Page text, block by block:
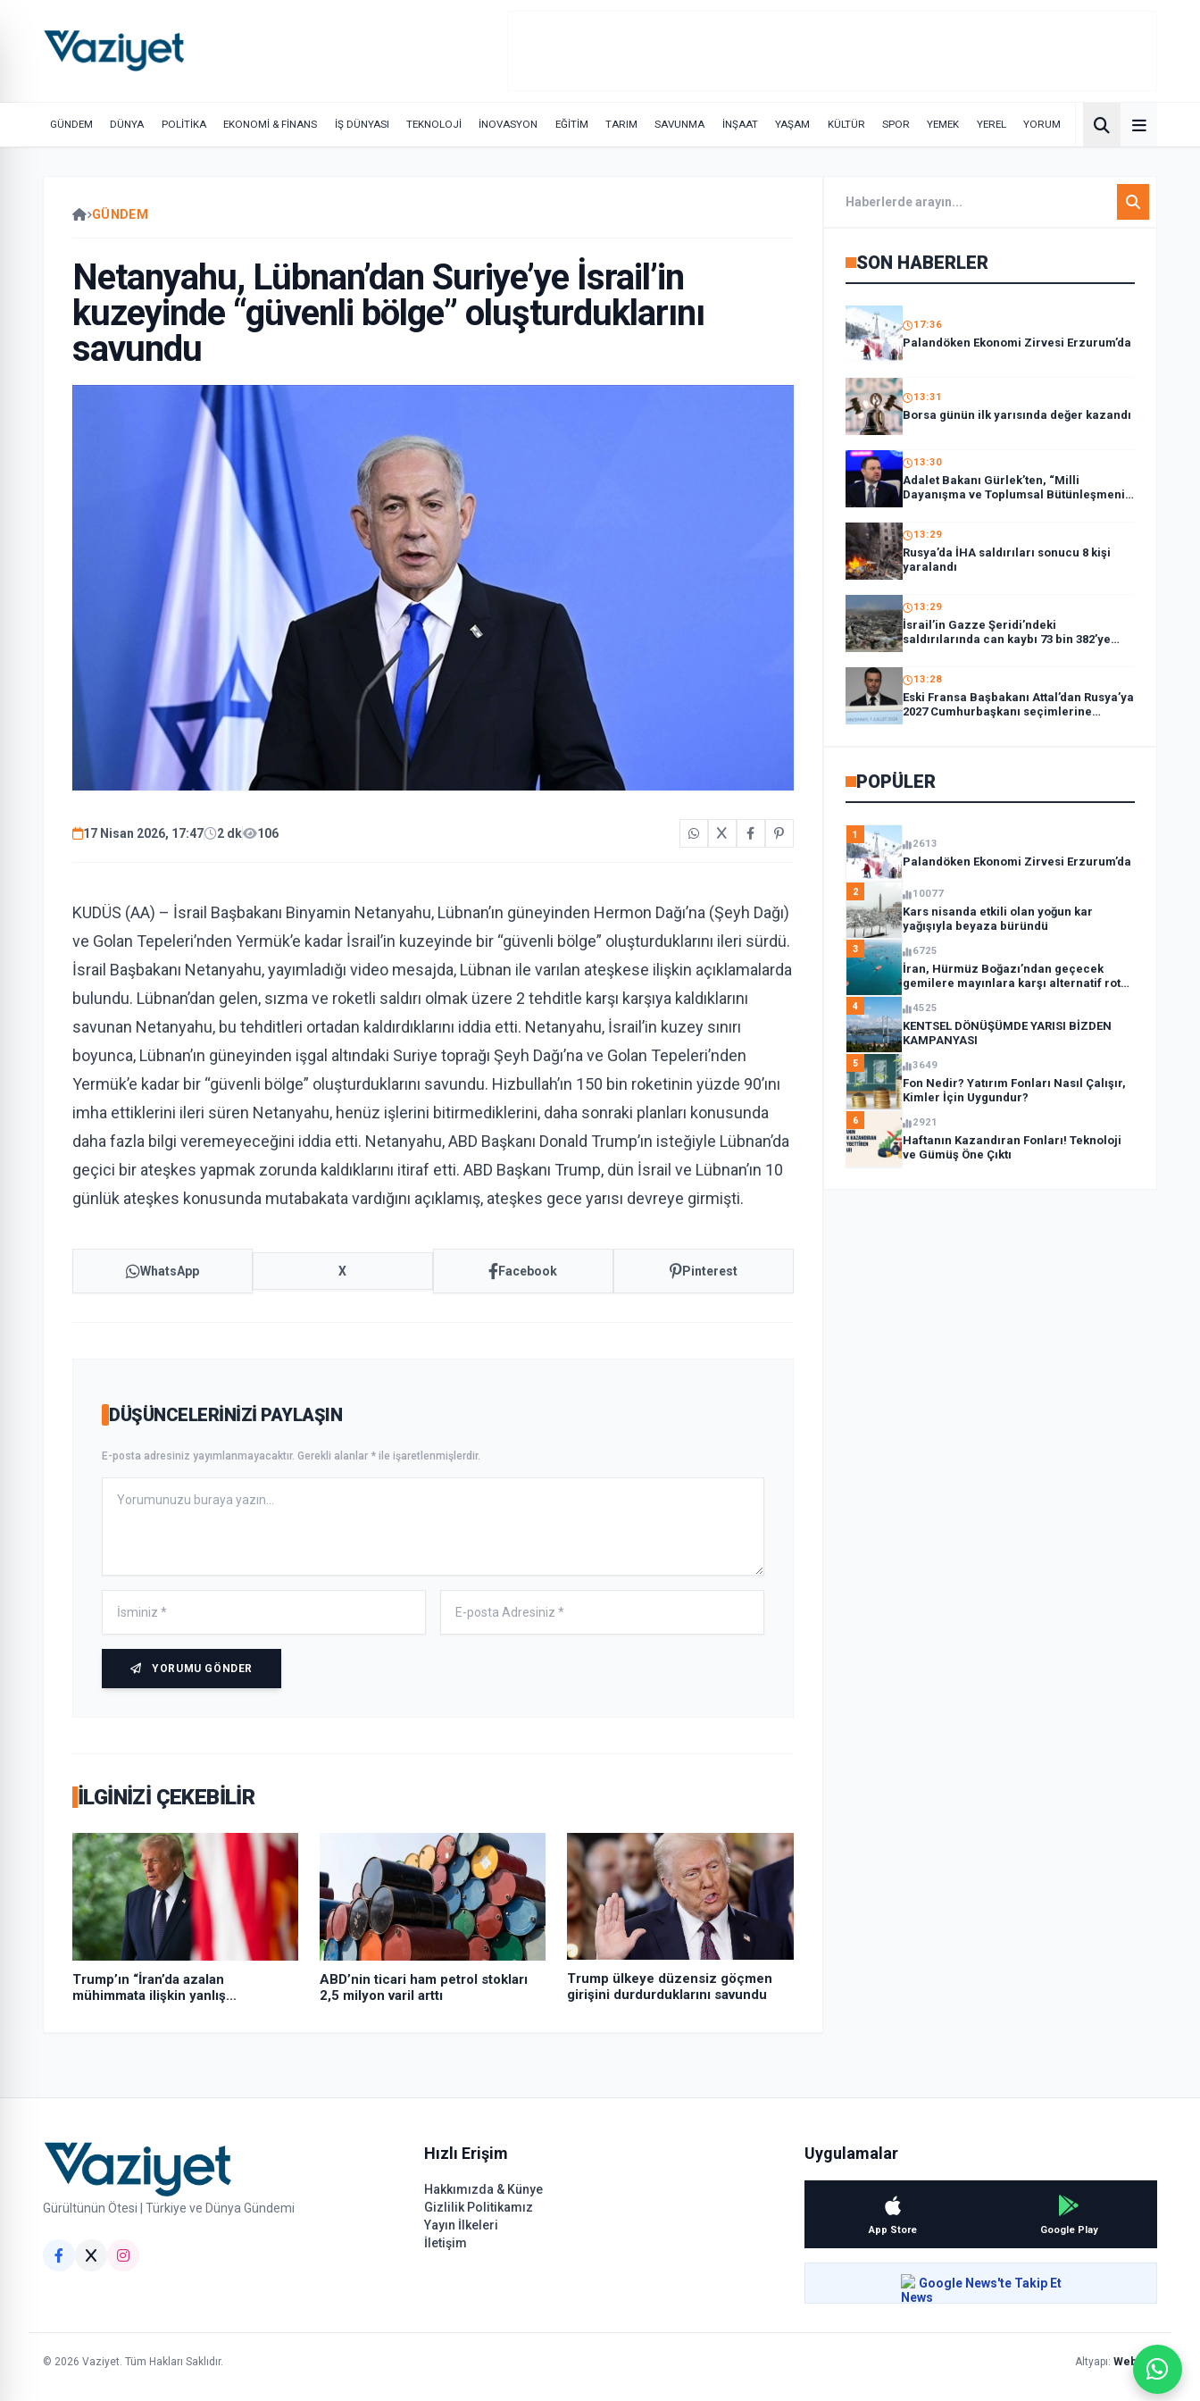
GÜNDEM DÜNYA POLİTİKA EKONOMİ & FİNANS İŞ DÜNYASI TEKNOLOJİ İNOVASYON EĞİTİM TARIM SAVUNMA İNŞAAT YAŞAM KÜLTÜR SPOR YEMEK YEREL YORUM
GÜNDEM
Netanyahu, Lübnan’dan Suriye’ye İsrail’in
kuzeyinde “güvenli bölge” oluşturduklarını
savundu
17 Nisan 2026, 17:47 2 dk 106
KUDÜS (AA) – İsrail Başbakanı Binyamin Netanyahu, Lübnan’ın güneyinden Hermon Dağı’na (Şeyh Dağı)
ve Golan Tepeleri’nden Yermük’e kadar İsrail’in kuzeyinde bir “güvenli bölge” oluşturduklarını ileri sürdü.
İsrail Başbakanı Netanyahu, yayımladığı video mesajda, Lübnan ile varılan ateşkese ilişkin açıklamalarda
bulundu. Lübnan’dan gelen, sızma ve roketli saldırı olmak üzere 2 tehditle karşı karşıya kaldıklarını
savunan Netanyahu, bu tehditleri ortadan kaldırdıklarını iddia etti. Netanyahu, İsrail’in kuzey sınırı
boyunca, Lübnan’ın güneyinden işgal altındaki Suriye toprağı Şeyh Dağı’na ve Golan Tepeleri’nden
Yermük’e kadar bir “güvenli bölge” oluşturduklarını savundu. Hizbullah’ın 150 bin roketinin yüzde 90’ını
imha ettiklerini ileri süren Netanyahu, henüz işlerini bitirmediklerini, daha sonraki planları konusunda
daha fazla bilgi veremeyeceğini iddia etti. Netanyahu, ABD Başkanı Donald Trump’ın isteğiyle Lübnan’da
geçici bir ateşkes yapmak zorunda kaldıklarını itiraf etti. ABD Başkanı Trump, dün İsrail ve Lübnan’ın 10
günlük ateşkes konusunda mutabakata vardığını açıklamış, ateşkes gece yarısı devreye girmişti.
WhatsApp X Facebook Pinterest
DÜŞÜNCELERINIZI PAYLAŞIN
E-posta adresiniz yayımlanmayacaktır. Gerekli alanlar * ile işaretlenmişlerdir.
YORUMU GÖNDER
İLGINIZI ÇEKEBILIR
Trump’ın “İran’da azalan
mühimmata ilişkin yanlış
ABD’nin ticari ham petrol stokları
2,5 milyon varil arttı
Trump ülkeye düzensiz göçmen
girişini durdurduklarını savundu
SON HABERLER
17:36
Palandöken Ekonomi Zirvesi Erzurum’da
13:31
Borsa günün ilk yarısında değer kazandı
13:30
Adalet Bakanı Gürlek’ten, “Milli
Dayanışma ve Toplumsal Bütünleşmenin
Güçlendirilmesi Kanun Teklifi”ne ilişkin
paylaşım:
13:29
Rusya’da İHA saldırıları sonucu 8 kişi
yaralandı
13:29
İsrail’in Gazze Şeridi’ndeki
saldırılarında can kaybı 73 bin 382’ye
yükseldi
13:28
Eski Fransa Başbakanı Attal’dan Rusya’ya
2027 Cumhurbaşkanı seçimlerine
müdahale suçlaması:
POPÜLER
1
2613
Palandöken Ekonomi Zirvesi Erzurum’da
2 10077
Kars nisanda etkili olan yoğun kar
yağışıyla beyaza büründü
3 6725
İran, Hürmüz Boğazı’ndan geçecek
gemilere mayınlara karşı alternatif rota
4 4525
KENTSEL DÖNÜŞÜMDE YARISI BİZDEN
KAMPANYASI
5 3649
Fon Nedir? Yatırım Fonları Nasıl Çalışır,
Kimler İçin Uygundur?
6 2921
Haftanın Kazandıran Fonları! Teknoloji
ve Gümüş Öne Çıktı
Gürültünün Ötesi | Türkiye ve Dünya Gündemi
Hızlı Erişim
Hakkımızda & Künye
Gizlilik Politikamız
Yayın İlkeleri
İletişim
Uygulamalar
App Store Google Play
Google News'te Takip Et
© 2026 Vaziyet. Tüm Hakları Saklıdır. Altyapı: Webolur